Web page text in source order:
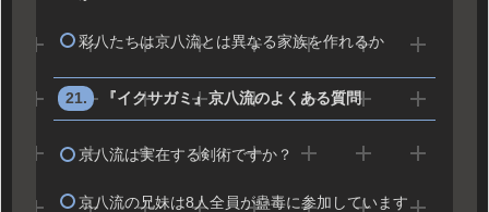
彩八たちは京八流とは異なる家族を作れるか
『イクサガミ』京八流のよくある質問
京八流は実在する剣術ですか？
京八流の兄妹は8人全員が蠱毒に参加しています